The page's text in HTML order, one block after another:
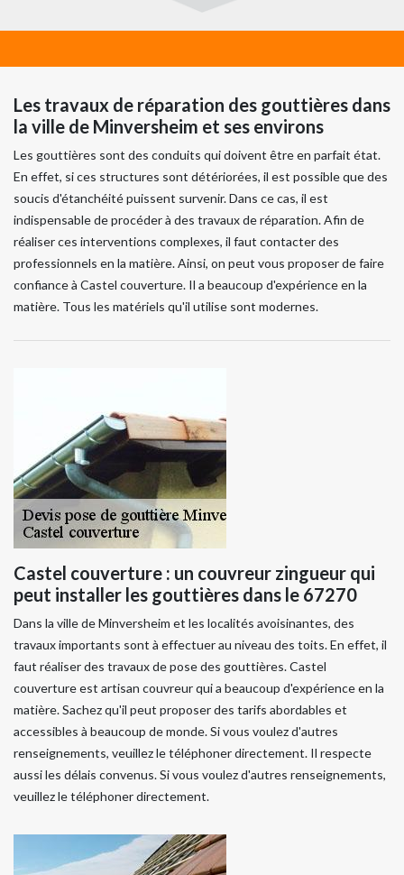
Les travaux de réparation des gouttières dans
la ville de Minversheim et ses environs
Les gouttières sont des conduits qui doivent être en parfait état.
En effet, si ces structures sont détériorées, il est possible que des
soucis d'étanchéité puissent survenir. Dans ce cas, il est
indispensable de procéder à des travaux de réparation. Afin de
réaliser ces interventions complexes, il faut contacter des
professionnels en la matière. Ainsi, on peut vous proposer de faire
confiance à Castel couverture. Il a beaucoup d'expérience en la
matière. Tous les matériels qu'il utilise sont modernes.
Castel couverture : un couvreur zingueur qui
peut installer les gouttières dans le 67270
Dans la ville de Minversheim et les localités avoisinantes, des
travaux importants sont à effectuer au niveau des toits. En effet, il
faut réaliser des travaux de pose des gouttières. Castel
couverture est artisan couvreur qui a beaucoup d'expérience en la
matière. Sachez qu'il peut proposer des tarifs abordables et
accessibles à beaucoup de monde. Si vous voulez d'autres
renseignements, veuillez le téléphoner directement. Il respecte
aussi les délais convenus. Si vous voulez d'autres renseignements,
veuillez le téléphoner directement.